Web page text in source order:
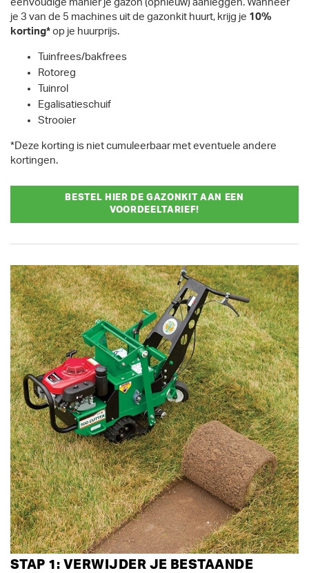
eenvoudige manier je gazon (opnieuw) aanleggen. Wanneer
je 3 van de 5 machines uit de gazonkit huurt, krijg je 10%
korting* op je huurprijs.
Tuinfrees/bakfrees
Rotoreg
Tuinrol
Egalisatieschuif
Strooier
*Deze korting is niet cumuleerbaar met eventuele andere
kortingen.
BESTEL HIER DE GAZONKIT AAN EEN
VOORDEELTARIEF!
STAP 1: VERWIJDER JE BESTAANDE